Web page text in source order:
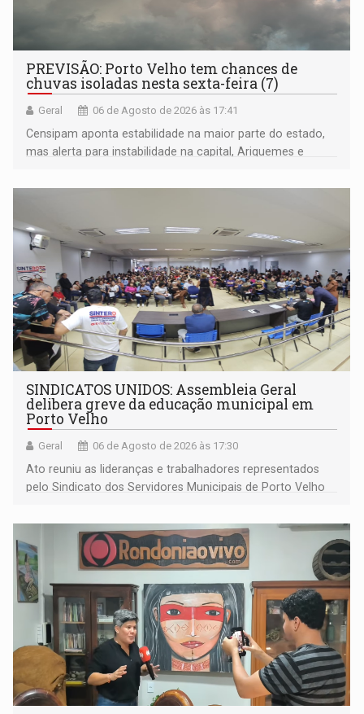
PREVISÃO: Porto Velho tem chances de
chuvas isoladas nesta sexta-feira (7)
Geral 06 de Agosto de 2026 às 17:41
Censipam aponta estabilidade na maior parte do estado,
mas alerta para instabilidade na capital, Ariquemes e
SINDICATOS UNIDOS: Assembleia Geral
delibera greve da educação municipal em
Porto Velho
Geral 06 de Agosto de 2026 às 17:30
Ato reuniu as lideranças e trabalhadores representados
pelo Sindicato dos Servidores Municipais de Porto Velho